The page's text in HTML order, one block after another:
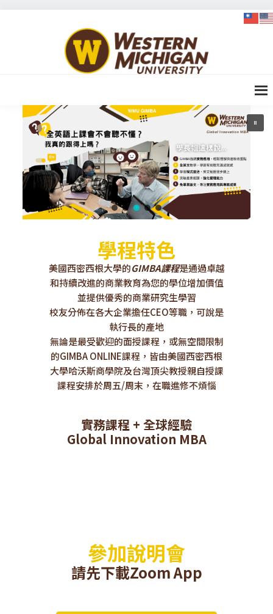
Skip
Skip
Skip
WMU-
GIMBA
全球創
新管理
學程特色
美國西密西根大學的GIMBA課程是通過卓越
和持續改進的商業教育為您的學位增加價值
並提供優秀的商業研究生學習
校友分佈在各大企業擔任CEO等職，可說是
執行長的產地
無論是最受歡迎的面授課程，或無空間限制
的GIMBA ONLINE課程，皆由美國西密西根
大學哈沃斯商學院及台灣頂尖教授親自授課
課程安排於周五/周末，在職進修不煩惱
實務課程 + 全球經驗
Global Innovation MBA
參加說明會
請先下載Zoom App